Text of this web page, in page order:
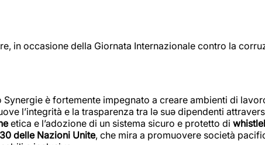
in occasione della Giornata Internazionale contro la
Synergie è fortemente impegnato a creare ambienti di
l’integrità e la trasparenza tra lə suə dipendenti
etica e l’adozione di un sistema sicuro e protetto di
delle Nazioni Unite, che mira a promuovere società